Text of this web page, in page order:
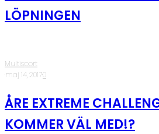
LÖPNINGEN
Multisport
·maj 14, 2017·0
ÅRE EXTREME
KOMMER VÄL MED!?